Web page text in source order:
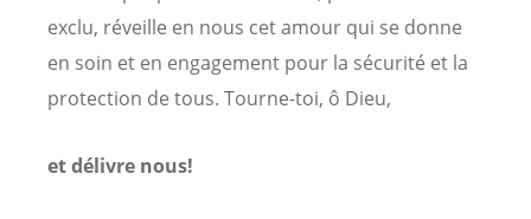
exclu, réveille en nous cet amour qui se donne
en soin et en engagement pour la sécurité et la
protection de tous. Tourne-toi, ô Dieu,
et délivre nous!